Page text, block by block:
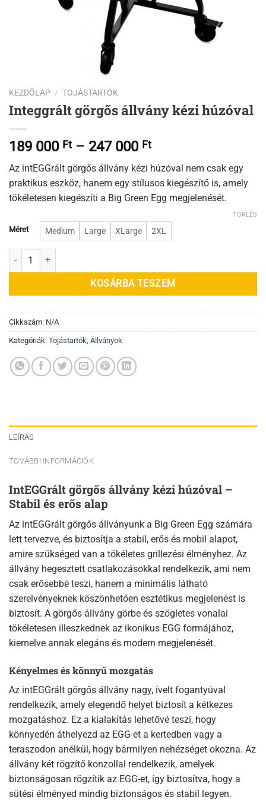
KEZDŐLAP / TOJÁSTARTÓK
Integgrált görgős állvány kézi húzóval
189 000 Ft – 247 000 FtÁrtartomány:
189
000 Ft
-
247
000 Ft
Az intEGGrált görgős állvány kézi húzóval nem csak egy
praktikus eszköz, hanem egy stílusos kiegészítő is, amely
tökéletesen kiegészíti a Big Green Egg megjelenését.
Méret Medium Large XLarge 2XL
TÖRLÉS
Integgrált görgős állvány kézi húzóval mennyiség
KOSÁRBA TESZEM
Cikkszám: N/A
Kategóriák: Tojástartók Állványok
LEÍRÁS
TOVÁBBI INFORMÁCIÓK
IntEGGrált görgős állvány kézi húzóval –
Stabil és erős alap
Az intEGGrált görgős állványunk a Big Green Egg számára
lett tervezve, és biztosítja a stabil, erős és mobil alapot,
amire szükséged van a tökéletes grillezési élményhez. Az
állvány hegesztett csatlakozásokkal rendelkezik, ami nem
csak erősebbé teszi, hanem a minimális látható
szerelvényeknek köszönhetően esztétikus megjelenést is
biztosít. A görgős állvány görbe és szögletes vonalai
tökéletesen illeszkednek az ikonikus EGG formájához,
kiemelve annak elegáns és modern megjelenését.
Kényelmes és könnyű mozgatás
Az intEGGrált görgős állvány nagy, ívelt fogantyúval
rendelkezik, amely elegendő helyet biztosít a kétkezes
mozgatáshoz. Ez a kialakítás lehetővé teszi, hogy
könnyedén áthelyezd az EGG-et a kertedben vagy a
teraszodon anélkül, hogy bármilyen nehézséget okozna. Az
állvány két rögzítő konzollal rendelkezik, amelyek
biztonságosan rögzítik az EGG-et, így biztosítva, hogy a
sütési élményed mindig biztonságos és stabil legyen.